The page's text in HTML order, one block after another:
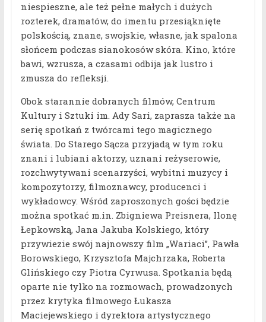
niespieszne, ale też pełne małych i dużych
rozterek, dramatów, do imentu przesiąknięte
polskością, znane, swojskie, własne, jak spalona
słońcem podczas sianokosów skóra. Kino, które
bawi, wzrusza, a czasami odbija jak lustro i
zmusza do refleksji.
Obok starannie dobranych filmów, Centrum
Kultury i Sztuki im. Ady Sari, zaprasza także na
serię spotkań z twórcami tego magicznego
świata. Do Starego Sącza przyjadą w tym roku
znani i lubiani aktorzy, uznani reżyserowie,
rozchwytywani scenarzyści, wybitni muzycy i
kompozytorzy, filmoznawcy, producenci i
wykładowcy. Wśród zaproszonych gości będzie
można spotkać m.in. Zbigniewa Preisnera, Ilonę
Łepkowską, Jana Jakuba Kolskiego, który
przywiezie swój najnowszy film „Wariaci”, Pawła
Borowskiego, Krzysztofa Majchrzaka, Roberta
Glińskiego czy Piotra Cyrwusa. Spotkania będą
oparte nie tylko na rozmowach, prowadzonych
przez krytyka filmowego Łukasza
Maciejewskiego i dyrektora artystycznego